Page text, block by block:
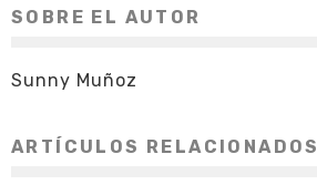
SOBRE EL AUTOR
Sunny Muñoz
ARTÍCULOS RELACIONADOS